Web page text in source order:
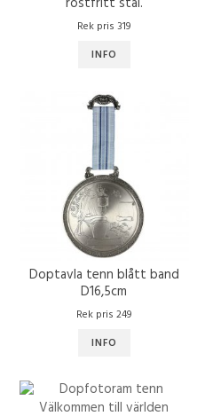
Rek pris 319
INFO
Doptavla tenn blått band
D16,5cm
Rek pris 249
INFO